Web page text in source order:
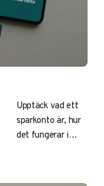
bästa dealen
2025. Lär dig
ränta-på-ränta
skatt.
Upptäck vad ett
sparkonto är, hur
det fungerar i